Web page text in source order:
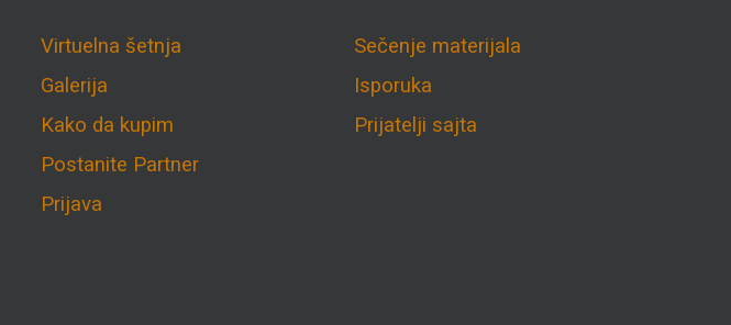
Virtuelna šetnja
Galerija
Kako da kupim
Postanite Partner
Prijava
Sečenje materijala
Isporuka
Prijatelji sajta